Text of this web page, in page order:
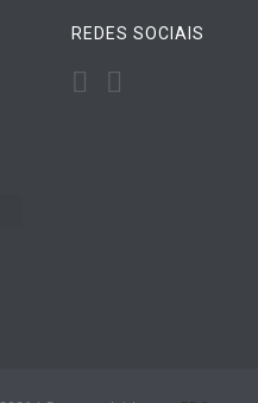
REDES SOCIAIS